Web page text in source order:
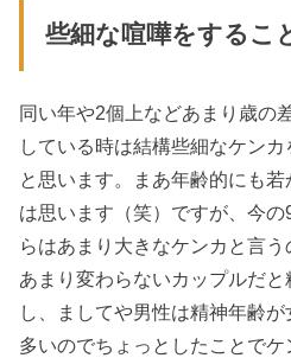
些細な喧嘩をするこ
同い年や2個上などあまり歳の
している時は結構些細なケン
と思います。まあ年齢的にも
は思います（笑）ですが、今
らはあまり大きなケンカと言
あまり変わらないカップルだ
し、ましてや男性は精神年齢
多いのでちょっとしたことで